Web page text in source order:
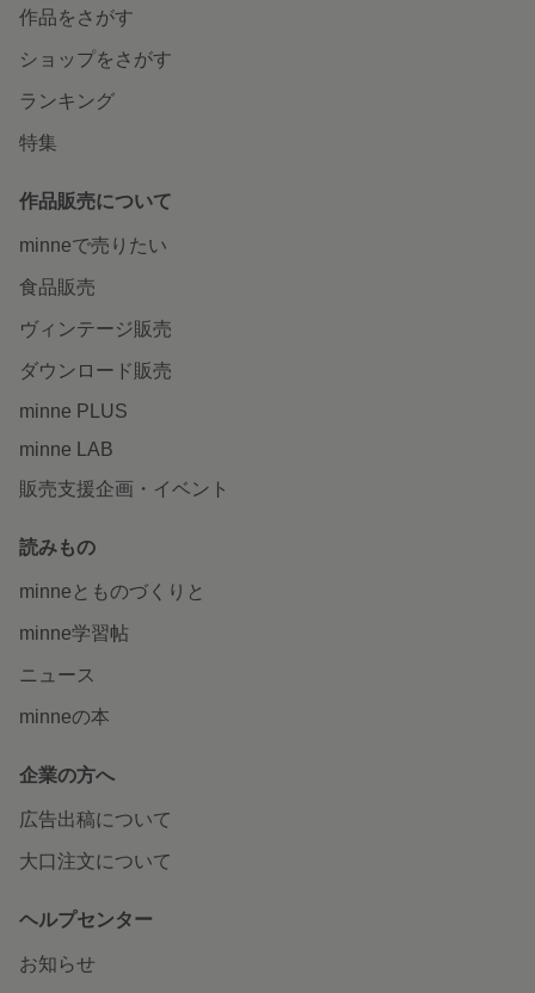
作品をさがす
ショップをさがす
ランキング
特集
作品販売について
minneで売りたい
食品販売
ヴィンテージ販売
ダウンロード販売
minne PLUS
minne LAB
販売支援企画・イベント
読みもの
minneとものづくりと
minne学習帖
ニュース
minneの本
企業の方へ
広告出稿について
大口注文について
ヘルプセンター
お知らせ